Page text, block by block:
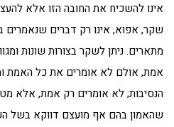
אינו להשכיח את החובה הזו אלא
שקר, אפוא, אינו רק דברים שנאמרים
מתארים. ניתן לשקר בצורות שונות
אמת, אולם לא אומרים את כל האמת
הנסיבות; לא אומרים רק אמת, אלא
שהאמון בהם אף מועצם דווקא בשל